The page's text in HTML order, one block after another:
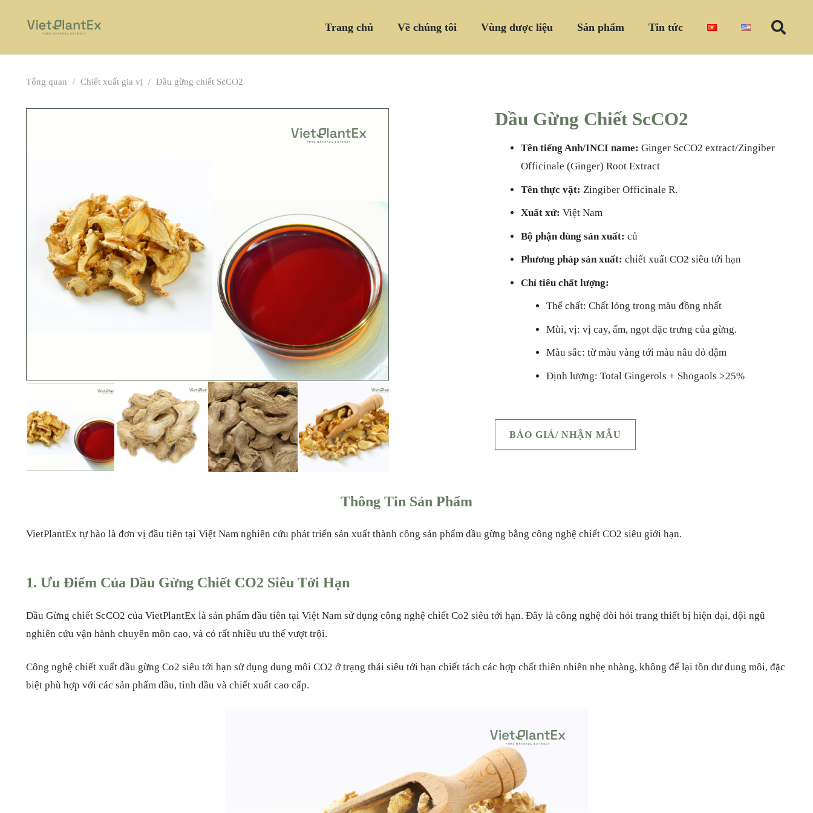
Trang chủ Về chúng tôi Vùng dược liệu Sản phẩm Tin tức
Tổng quan / Chiết xuất gia vị / Dầu gừng chiết ScCO2
Dầu Gừng Chiết ScCO2
Tên tiếng Anh/INCI name: Ginger ScCO2 extract/Zingiber
Officinale (Ginger) Root Extract
Tên thực vật: Zingiber Officinale R.
Xuất xứ: Việt Nam
Bộ phận dùng sản xuất: củ
Phương pháp sản xuất: chiết xuất CO2 siêu tới hạn
Chỉ tiêu chất lượng:
Thể chất: Chất lỏng trong màu đồng nhất
Mùi, vị: vị cay, ấm, ngọt đặc trưng của gừng.
Màu sắc: từ màu vàng tới màu nâu đỏ đậm
Định lượng: Total Gingerols + Shogaols >25%
BÁO GIÁ/ NHẬN MẪU
Thông Tin Sản Phẩm
VietPlantEx tự hào là đơn vị đầu tiên tại Việt Nam nghiên cứu phát triển sản xuất thành công sản phẩm dầu gừng bằng công nghệ chiết CO2 siêu giới hạn.
1. Ưu Điểm Của Dầu Gừng Chiết CO2 Siêu Tới Hạn
Dầu Gừng chiết ScCO2 của VietPlantEx là sản phẩm đầu tiên tại Việt Nam sử dụng công nghệ chiết Co2 siêu tới hạn. Đây là công nghệ đòi hỏi trang thiết bị hiện đại, đội ngũ
nghiên cứu vận hành chuyên môn cao, và có rất nhiều ưu thế vượt trội.
Công nghệ chiết xuất dầu gừng Co2 siêu tới hạn sử dụng dung môi CO2 ở trạng thái siêu tới hạn chiết tách các hợp chất thiên nhiên nhẹ nhàng, không để lại tồn dư dung môi, đặc
biệt phù hợp với các sản phẩm dầu, tinh dầu và chiết xuất cao cấp.